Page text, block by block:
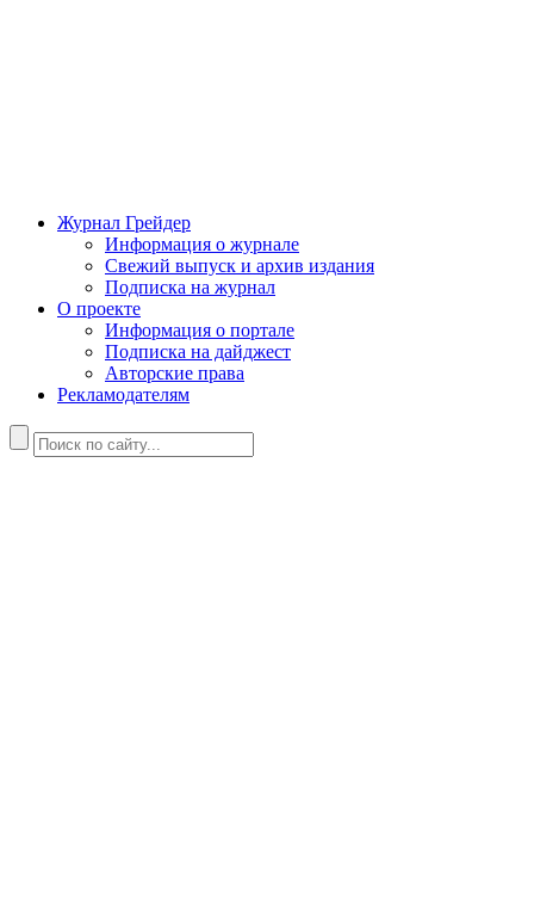
Журнал Грейдер
Информация о журнале
Свежий выпуск и архив издания
Подписка на журнал
О проекте
Информация о портале
Подписка на дайджест
Авторские права
Рекламодателям